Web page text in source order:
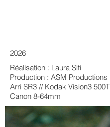
2026
Réalisation : Laura Sifi
Production : ASM Productions
Arri SR3 // Kodak Vision3
Canon 8-64mm